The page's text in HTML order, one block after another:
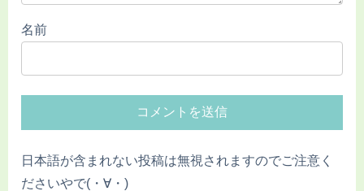
名前
日本語が含まれない投稿は無視されますのでご注意く
ださいやで(・∀・)